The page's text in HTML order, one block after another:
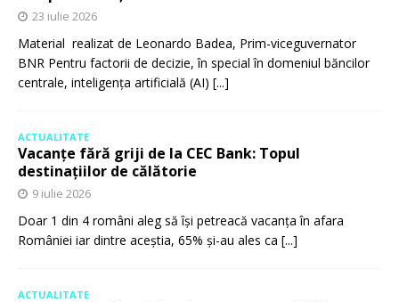
23 iulie 2026
Material realizat de Leonardo Badea, Prim-viceguvernator
BNR Pentru factorii de decizie, în special în domeniul băncilor
centrale, inteligența artificială (AI) [...]
ACTUALITATE
Vacanțe fără griji de la CEC Bank: Topul
destinațiilor de călătorie
9 iulie 2026
Doar 1 din 4 români aleg să își petreacă vacanța în afara
României iar dintre aceștia, 65% și-au ales ca [...]
ACTUALITATE